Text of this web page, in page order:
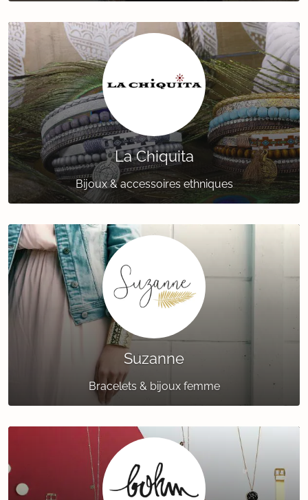
La Chiquita
Bijoux & accessoires ethniques
Suzanne
Bracelets & bijoux femme